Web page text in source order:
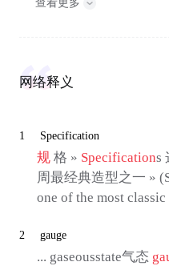
查看更多
网络释义
1 Specification
规格 » Specifications
周最经典造型之一 »
one of the most classic
2 gauge
... gaseousstate气态